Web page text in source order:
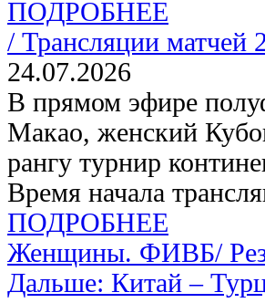
ПОДРОБНЕЕ
/ Трансляции матчей
24.07.2026
В прямом эфире
Макао, женский
рангу турнир
Время начала
ПОДРОБНЕЕ
Женщины. ФИВБ/
Дальше: Китай –